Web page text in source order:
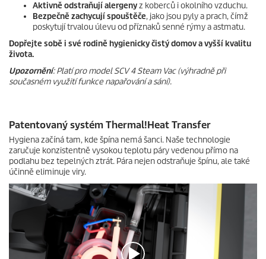
Aktivně odstraňují alergenyz koberců i okolního vzduchu.
Bezpečně zachycují spouštěče, jako jsou pyly a prach, čímž
poskytují trvalou úlevu od příznaků senné rýmy a astmatu.
Dopřejte sobě i své rodině hygienicky čistý domov a vyšší kvalitu
života.
Upozornění: Platí pro model SCV 4 Steam Vac (výhradně při
současném využití funkce napařování a sání).
Patentovaný systém Thermal!Heat Transfer
Hygiena začíná tam, kde špína nemá šanci. Naše technologie
zaručuje konzistentně vysokou teplotu páry vedenou přímo na
podlahu bez tepelných ztrát. Pára nejen odstraňuje špínu, ale také
účinně eliminuje viry.